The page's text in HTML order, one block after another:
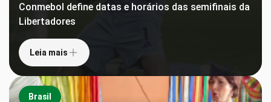
Conmebol define datas e horários das semifinais da
Libertadores
Leia mais
Brasil